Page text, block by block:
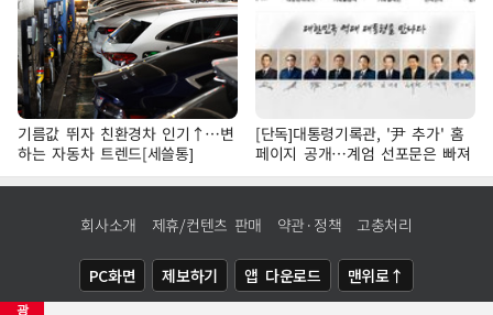
광
기름값 뛰자 친환경차 인기↑…변
하는 자동차 트렌드[세쓸통]
[단독]대통령기록관, '尹 추가' 홈
페이지 공개…계엄 선포문은 빠져
회사소개 제휴/컨텐츠 판매 약관·정책 고충처리
PC화면 제보하기 앱 다운로드 맨위로↑